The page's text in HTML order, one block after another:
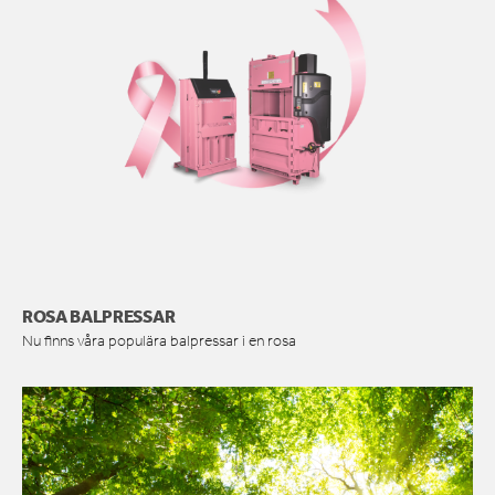
ROSA BALPRESSAR
Nu finns våra populära balpressar i en rosa